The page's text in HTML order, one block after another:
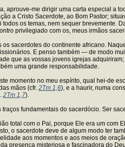
aprouve-me dirigir uma carta especial a
a Cristo Sacerdote, ao Bom Pastor;
os temas, nem sequer
privilegiado com os, meus irmãos
sacerdotes do continente africano.
E penso também — de modo
que as vossas jovens igrejas
uma grande responsabilidade.
momento no meu espírito, qual hei-de
mãos (cfr. 2Tm 1,6), e a haurir, numa
. 2Tm 1,7).
fundamentais do sacerdócio. Ser
total com o Pai, porque Ele era um com
o sacerdote deve de algum modo ter
aos momentos e aos meios de
presença misteriosa e fascinadora do